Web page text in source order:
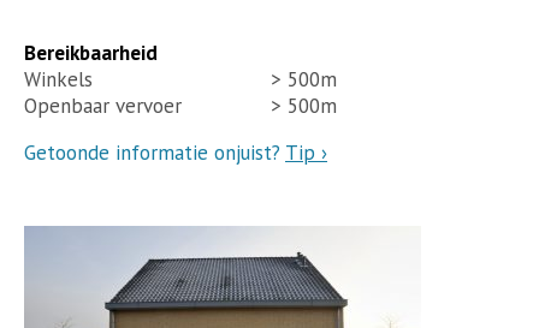
Bereikbaarheid
Winkels
> 500m
Openbaar vervoer
> 500m
Getoonde informatie onjuist? Tip ›